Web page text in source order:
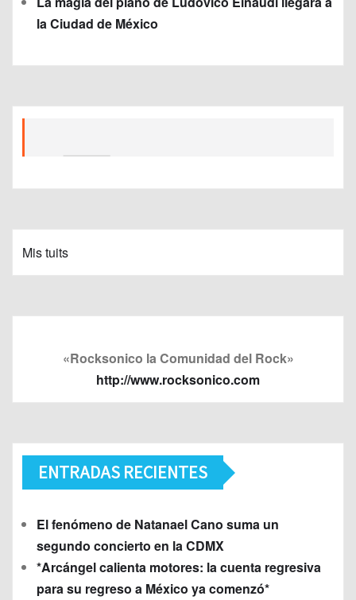
la Ciudad de México
Mis tuits
«Rocksonico la Comunidad del Rock»
http://www.rocksonico.com
ENTRADAS RECIENTES
El fenómeno de Natanael Cano suma un
segundo concierto en la CDMX
*Arcángel calienta motores: la cuenta regresiva
para su regreso a México ya comenzó*